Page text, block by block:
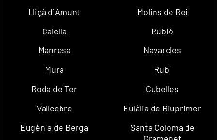
Lliçà d´Amunt
Molins de Rei
Calella
Rubió
Manresa
Navarcles
Mura
Rubí
Roda de Ter
Cubelles
Vallcebre
Eulàlia de Riuprimer
Eugènia de Berga
Santa Coloma de